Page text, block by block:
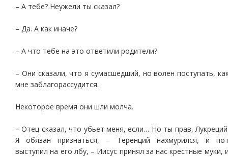
– А тебе? Неужели ты сказал?
– Да. А как иначе?
– А что тебе на это ответили родители?
– Они сказали, что я сумасшедший, но волен поступать,
мне заблагорассудится.
Некоторое время они шли молча.
– Отец сказал, что убьет меня, если… Но ты прав,
Я обязан признаться, – Теренций нахмурился, и
выступил на его лбу, – Иисус принял за нас крестные муки,